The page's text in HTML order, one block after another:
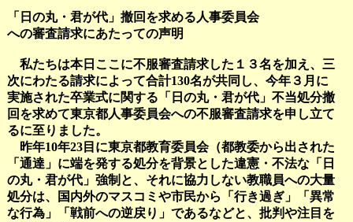
「日の丸・君が代」撤回を求める人事委員会
への審査請求にあたっての声明
私たちは本日ここに不服審査請求した１３名を加え、三
次にわたる請求によって合計130名が共同し、今年３月に
実施された卒業式に関する「日の丸・君が代」不当処分撤
回を求めて東京都人事委員会への不服審査請求を申し立て
るに至りました。
昨年10年23目に東京都教育委員会（都教委から出された
「通達」に端を発する処分を背景とした違憲・不法な「日
の丸・君が代」強制と、それに協力しない教職員への大量
処分は、国内外のマスコミや市民から「行き過ぎ」「異常
な行為」「戦前への逆戻り」であるなどと、批判や注目を